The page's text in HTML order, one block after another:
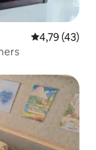
Gemiddelde
4,79 (43)